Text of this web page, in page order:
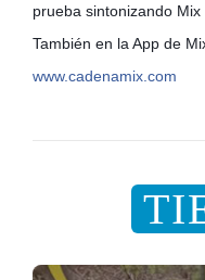
prueba sintonizando
También en la App de
www.cadenamix.com